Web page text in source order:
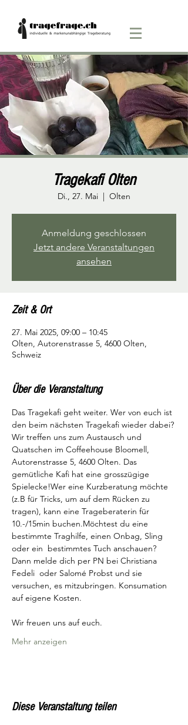
Tragekafi Olten
Di., 27. Mai
  |
Olten
Anmeldung geschlossen
Jetzt andere Veranstaltungen
ansehen
Zeit & Ort
27. Mai 2025, 09:00 – 10:45
Olten, Autorenstrasse 5, 4600 Olten,
Schweiz
Über die Veranstaltung
Das Tragekafi geht weiter. Wer von euch ist
den beim nächsten Tragekafi wieder dabei?
Wir treffen uns zum Austausch und
Quatschen im Coffeehouse Bloomell,
Autorenstrasse 5, 4600 Olten. Das
gemütliche Kafi hat eine grosszügige
Spielecke!Wer eine Kurzberatung möchte
(z.B für Tricks, um auf dem Rücken zu
tragen), kann eine Trageberaterin für
10.-/15min buchen.Möchtest du eine
bestimmte Traghilfe, einen Onbag, Sling
oder ein  bestimmtes Tuch anschauen?
Dann melde dich per PN bei Christiana
Fedeli  oder Salomé Probst und sie
versuchen, es mitzubringen. Konsumation
auf eigene Kosten.
Wir freuen uns auf euch.
Mehr anzeigen
Diese Veranstaltung teilen